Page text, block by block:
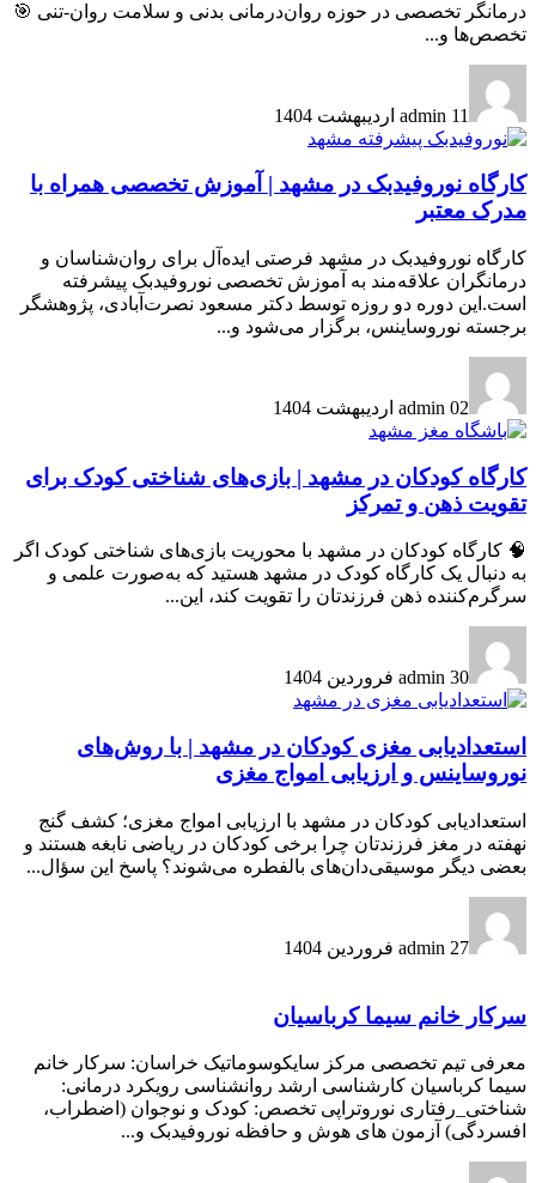
درمانگر تخصصی در حوزه روان‌درمانی بدنی و سلامت روان-تنی 🎯
تخصص‌ها و...
admin 11 اردیبهشت 1404
کارگاه نوروفیدبک در مشهد | آموزش تخصصی همراه با
مدرک معتبر
کارگاه نوروفیدبک در مشهد فرصتی ایده‌آل برای روان‌شناسان و
درمانگران علاقه‌مند به آموزش تخصصی نوروفیدبک پیشرفته
است.این دوره دو روزه توسط دکتر مسعود نصرت‌آبادی، پژوهشگر
برجسته نوروساینس، برگزار می‌شود و...
admin 02 اردیبهشت 1404
کارگاه کودکان در مشهد | بازی‌های شناختی کودک برای
تقویت ذهن و تمرکز
🧠 کارگاه کودکان در مشهد با محوریت بازی‌های شناختی کودک اگر
به دنبال یک کارگاه کودک در مشهد هستید که به‌صورت علمی و
سرگرم‌کننده ذهن فرزندتان را تقویت کند، این...
admin 30 فروردین 1404
استعدادیابی مغزی کودکان در مشهد | با روش‌های
نوروساینس و ارزیابی امواج مغزی
استعدادیابی کودکان در مشهد با ارزیابی امواج مغزی؛ کشف گنج
نهفته در مغز فرزندتان چرا برخی کودکان در ریاضی نابغه هستند و
بعضی دیگر موسیقی‌دان‌های بالفطره می‌شوند؟ پاسخ این سؤال...
admin 27 فروردین 1404
سرکار خانم سیما کرباسیان
معرفی تیم تخصصی مرکز سایکوسوماتیک خراسان: سرکار خانم
سیما کرباسیان کارشناسی ارشد روانشناسی رویکرد درمانی:
شناختی_رفتاری نوروتراپی تخصص: کودک و نوجوان (اضطراب،
افسردگی) آزمون های هوش و حافظه نوروفیدبک و...